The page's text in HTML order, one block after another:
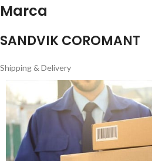
Marca
SANDVIK COROMANT
Shipping & Delivery